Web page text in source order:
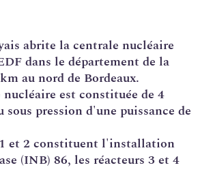
abrite lacentrale nucléaire
dans le département de la
au nord de Bordeaux.
est constituée de 4
sous pression d'une puissance de
et 2 constituent l'installation
(INB) 86, les réacteurs 3 et 4